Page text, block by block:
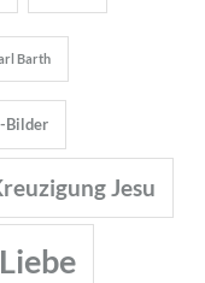
Barth
Bilder
Jesu
Liebe